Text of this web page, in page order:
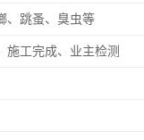
、跳蚤、臭虫等
施工完成、业主检测